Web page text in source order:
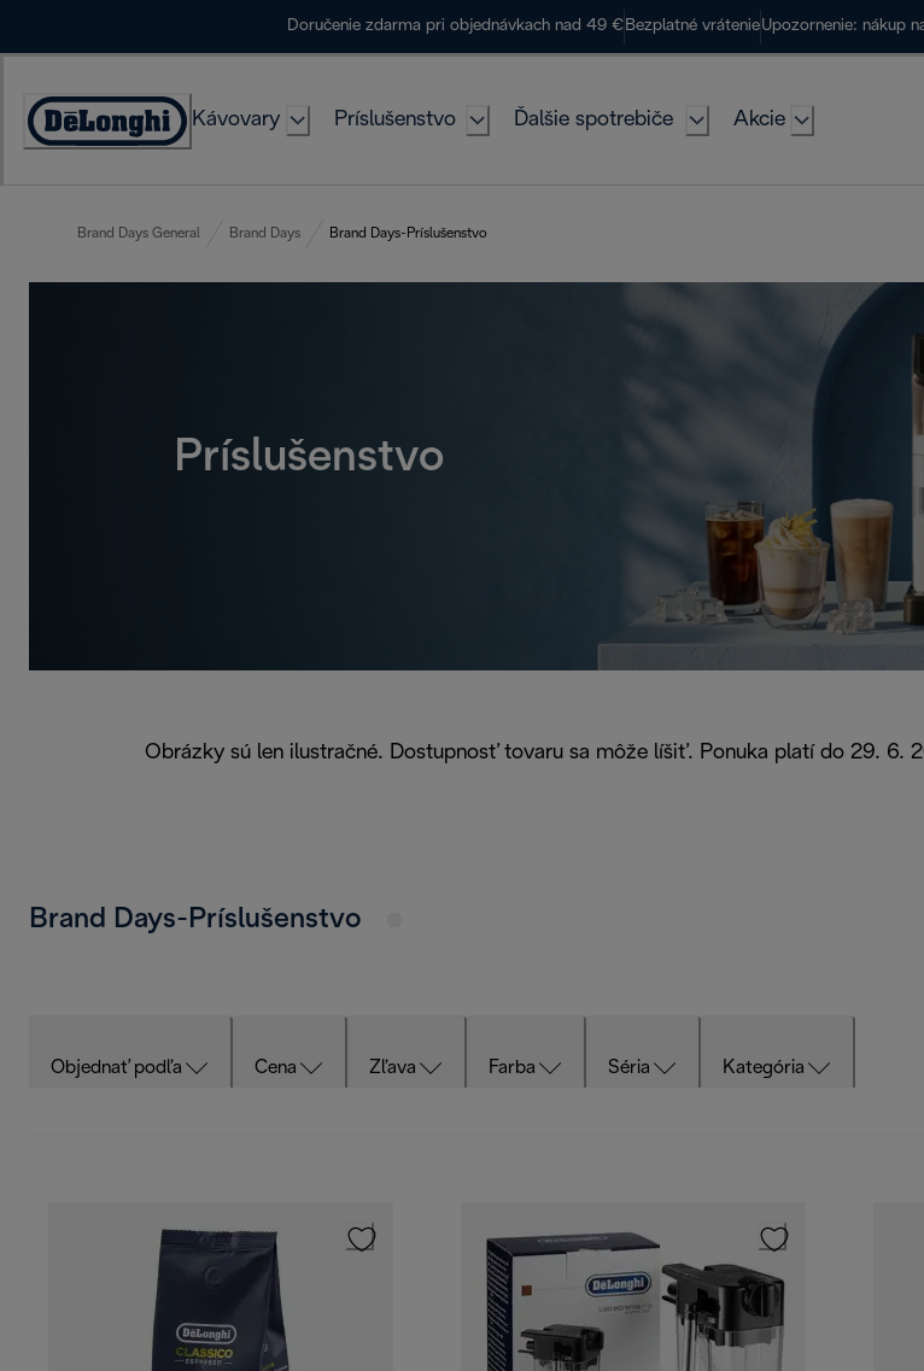
Doručenie zdarma pri objednávkach nad 49 € Bezplatné vrátenieUpozornenie: nákup
Accessibility
Kávovary Príslušenstvo Ďalšie spotrebiče Akcie
Brand Days General Brand Days Brand Days-Príslušenstvo
Príslušenstvo
Obrázky sú len ilustračné. Dostupnosť tovaru sa môže líšiť. Ponuka platí do 29. 6.
Brand Days-Príslušenstvo
Objednať podľa Cena Zľava Farba Séria Kategória